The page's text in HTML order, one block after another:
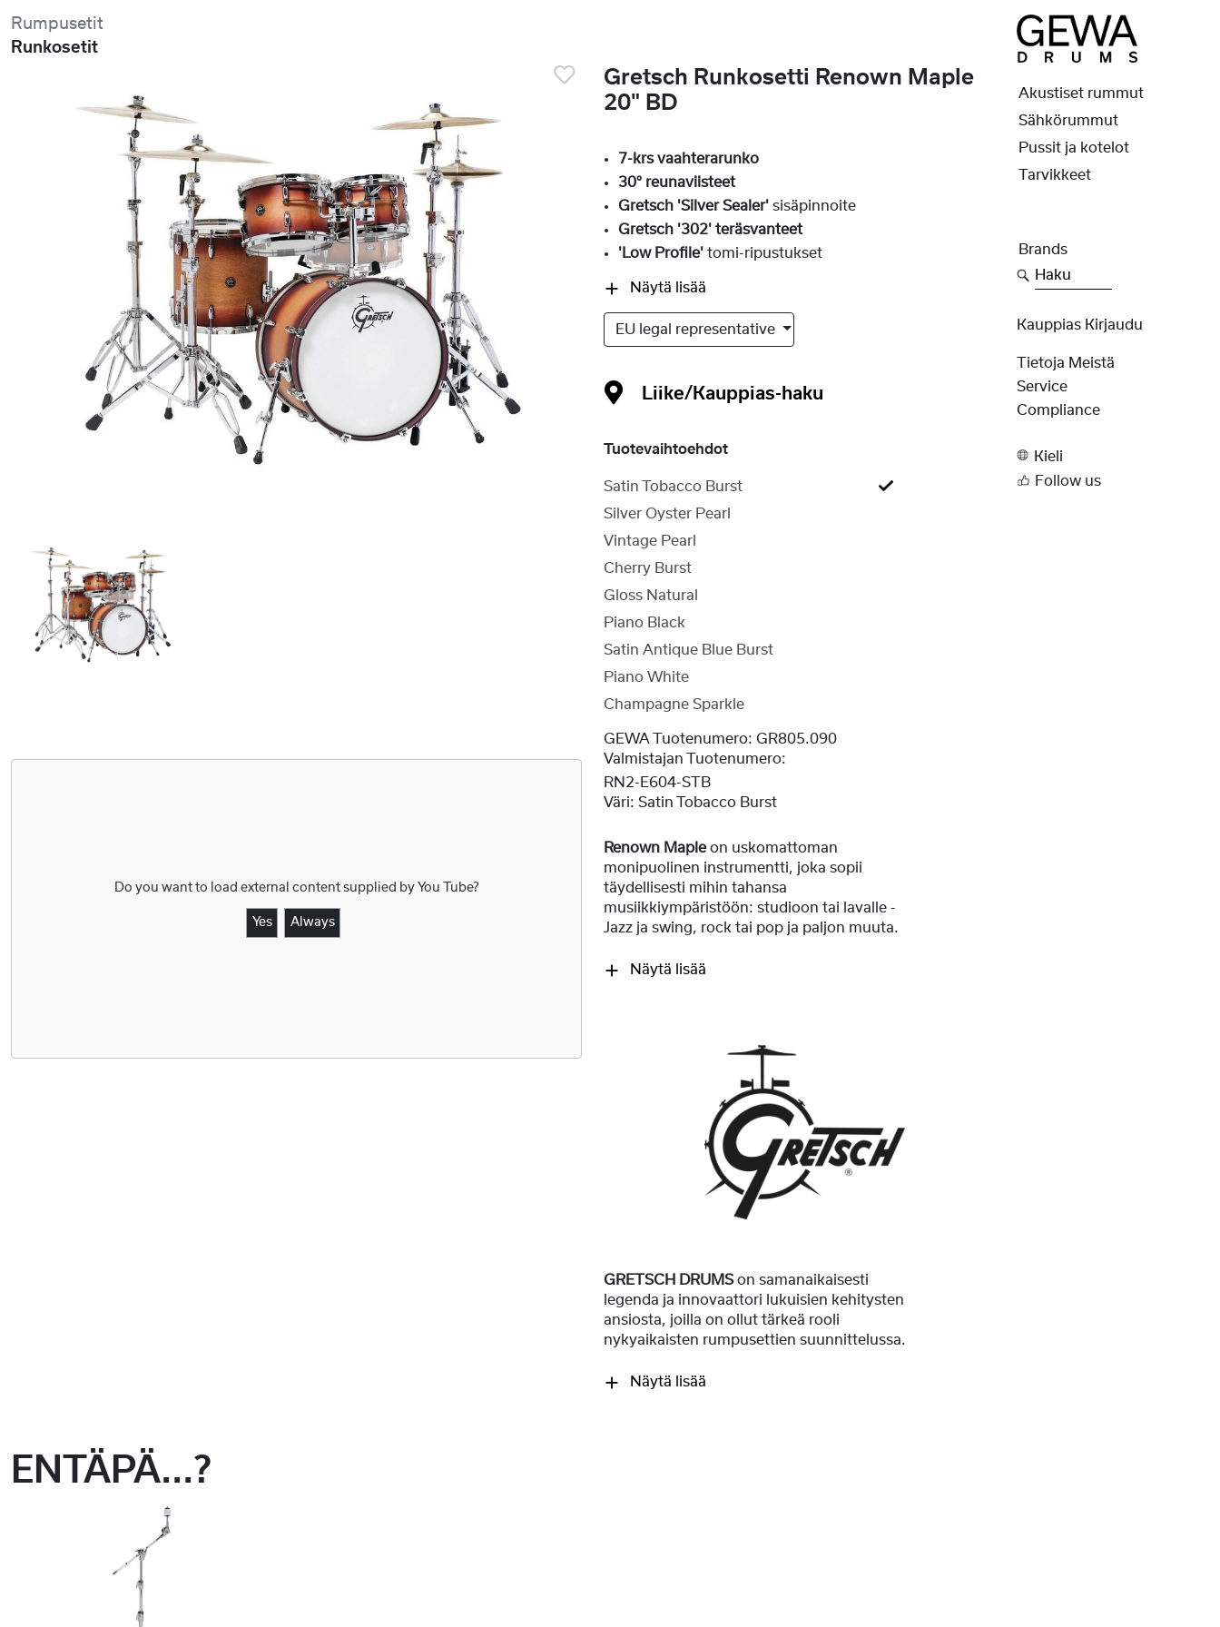
Rumpusetit
Runkosetit
Do you want to load external content supplied by You Tube?
Yes Always
Gretsch Runkosetti Renown Maple
20" BD
Tuotevaihtoehdot
Satin Tobacco Burst
Silver Oyster Pearl
Vintage Pearl
Cherry Burst
Gloss Natural
Piano Black
Satin Antique Blue Burst
Piano White
Champagne Sparkle
Liike/Kauppias-haku
7-krs vaahterarunko
30° reunaviisteet
Gretsch 'Silver Sealer' sisäpinnoite
Gretsch '302' teräsvanteet
'Low Profile' tomi-ripustukset
Näytä lisää
EU legal representative
GEWA Tuotenumero: GR805.090
Valmistajan Tuotenumero:
RN2-E604-STB
Väri: Satin Tobacco Burst
Renown Mapleon uskomattoman
monipuolinen instrumentti, joka sopii
täydellisesti mihin tahansa
musiikkiympäristöön: studioon tai lavalle -
Jazz ja swing, rock tai pop ja paljon muuta.
Näytä lisää
GRETSCH DRUMSon samanaikaisesti
legenda ja innovaattori lukuisien kehitysten
ansiosta, joilla on ollut tärkeä rooli
nykyaikaisten rumpusettien suunnittelussa.
Näytä lisää
ENTÄPÄ...?
Akustiset rummut
Sähkörummut
Pussit ja kotelot
Tarvikkeet
Brands
Haku
Kauppias Kirjaudu
Tietoja Meistä
Service
Compliance
Kieli
Follow us